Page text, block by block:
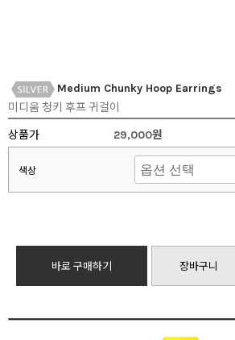
Medium Chunky Hoop Earrings
미디움 청키 후프 귀걸이
상품가
29,000원
색상
바로 구매하기 장바구니